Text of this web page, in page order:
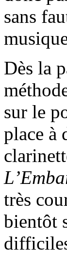
sans
Dès la
sur le
place à
très
bientôt